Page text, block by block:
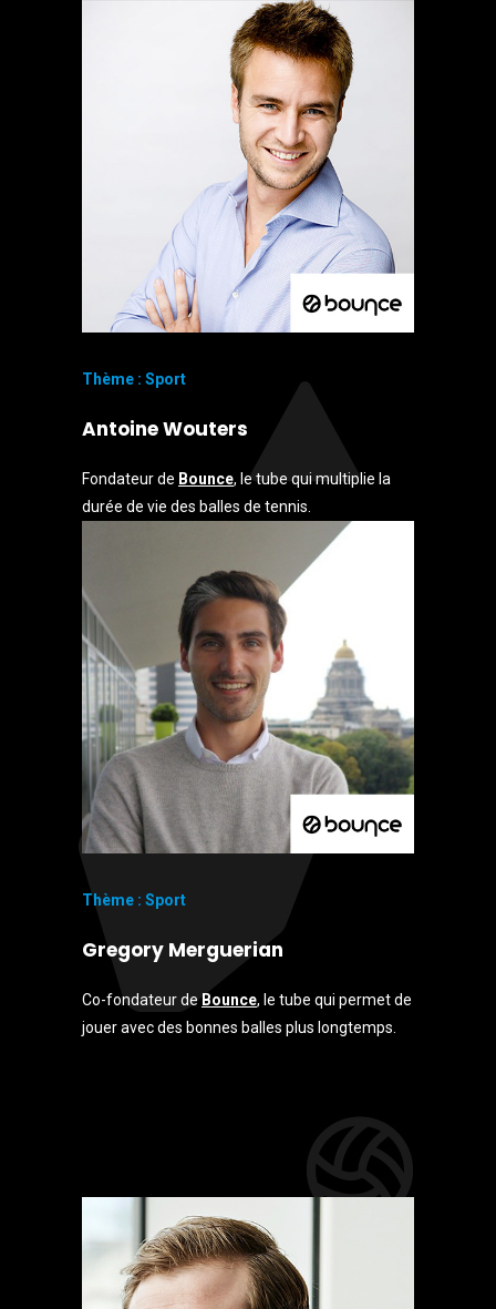
Thème : Sport
Antoine Wouters
Fondateur de Bounce, le tube qui multiplie la
durée de vie des balles de tennis.
Thème : Sport
Gregory Merguerian
Co-fondateur deBounce, le tube qui permet de
jouer avec des bonnes balles plus longtemps.